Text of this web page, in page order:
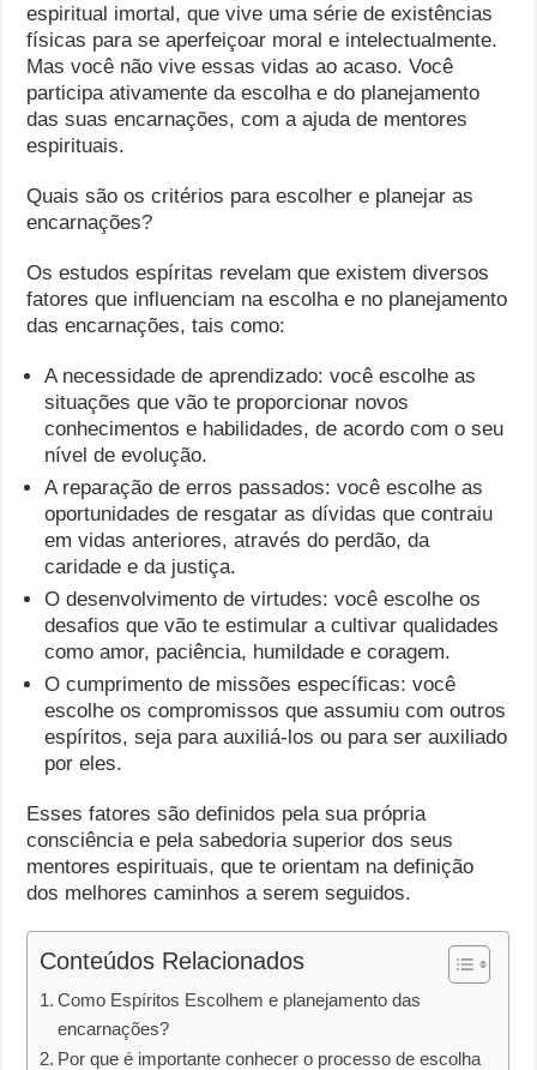
espiritual imortal, que vive uma série de existências
físicas para se aperfeiçoar moral e intelectualmente.
Mas você não vive essas vidas ao acaso. Você
participa ativamente da escolha e do planejamento
das suas encarnações, com a ajuda de mentores
espirituais.
Quais são os critérios para escolher e planejar as
encarnações?
Os estudos espíritas revelam que existem diversos
fatores que influenciam na escolha e no planejamento
das encarnações, tais como:
A necessidade de aprendizado: você escolhe as
situações que vão te proporcionar novos
conhecimentos e habilidades, de acordo com o seu
nível de evolução.
A reparação de erros passados: você escolhe as
oportunidades de resgatar as dívidas que contraiu
em vidas anteriores, através do perdão, da
caridade e da justiça.
O desenvolvimento de virtudes: você escolhe os
desafios que vão te estimular a cultivar qualidades
como amor, paciência, humildade e coragem.
O cumprimento de missões específicas: você
escolhe os compromissos que assumiu com outros
espíritos, seja para auxiliá-los ou para ser auxiliado
por eles.
Esses fatores são definidos pela sua própria
consciência e pela sabedoria superior dos seus
mentores espirituais, que te orientam na definição
dos melhores caminhos a serem seguidos.
Conteúdos Relacionados
Como Espíritos Escolhem e planejamento das
encarnações?
Por que é importante conhecer o processo de escolha